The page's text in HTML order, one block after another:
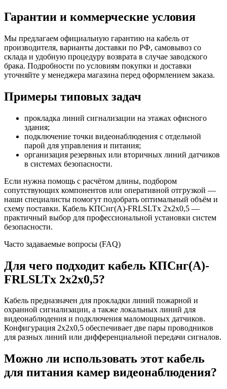
Гарантии и коммерческие условия
Мы предлагаем официальную гарантию на кабель от
производителя, варианты доставки по РФ, самовывоз со
склада и удобную процедуру возврата в случае заводского
брака. Подробности по условиям покупки и доставки
уточняйте у менеджера магазина перед оформлением заказа.
Примеры типовых задач
прокладка линий сигнализации на этажах офисного
здания;
подключение точки видеонаблюдения с отдельной
парой для управления и питания;
организация резервных или вторичных линий датчиков
в системах безопасности.
Если нужна помощь с расчётом длины, подбором
сопутствующих компонентов или оперативной отгрузкой —
наши специалисты помогут подобрать оптимальный объём и
схему поставки. Кабель КПСнг(А)-FRLSLTx 2x2x0,5 —
практичный выбор для профессиональной установки систем
безопасности.
Часто задаваемые вопросы (FAQ)
Для чего подходит кабель КПСнг(А)-
FRLSLTx 2x2x0,5?
Кабель предназначен для прокладки линий пожарной и
охранной сигнализации, а также локальных линий для
видеонаблюдения и подключения маломощных датчиков.
Конфигурация 2x2x0,5 обеспечивает две пары проводников
для разных линий или дифференциальной передачи сигналов.
Можно ли использовать этот кабель
для питания камер видеонаблюдения?